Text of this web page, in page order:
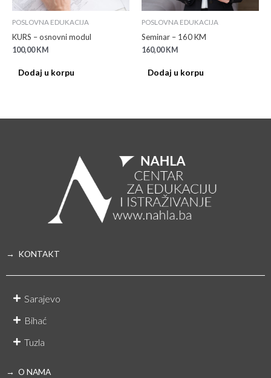
POSLOVNA EDUKACIJA
KURS – osnovni modul
100,00 KM
Dodaj u korpu
POSLOVNA EDUKACIJA
Seminar – 160 KM
160,00 KM
Dodaj u korpu
→ KONTAKT
Sarajevo
Bihać
Tuzla
→ O NAMA